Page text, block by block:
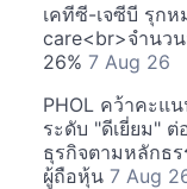
เคทีซี-เจซีบี รุก
care<br>จำนว
26% 7 Aug 26
PHOL คว้าคะแ
ระดับ "ดีเยี่ยม" ต่
ธุรกิจตามหลักธ
ผู้ถือหุ้น 7 Aug